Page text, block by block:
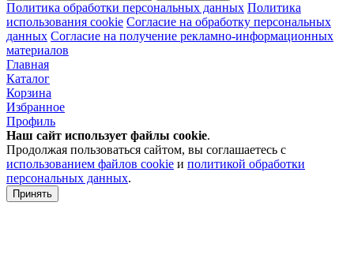
Политика обработки персональных данных Политика
использования cookie Согласие на обработку персональных
данных Согласие на получение рекламно-информационных
материалов
Главная
Каталог
Корзина
Избранное
Профиль
Наш сайт использует файлы cookie.
Продолжая пользоваться сайтом, вы соглашаетесь с
использованием файлов cookie и политикой обработки
персональных данных.
Принять